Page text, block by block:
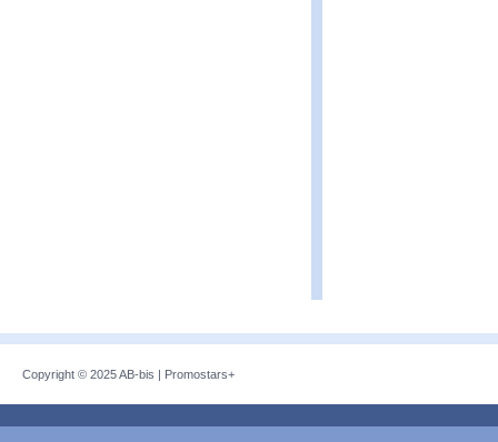
Copyright © 2025AB-bis | Promostars+